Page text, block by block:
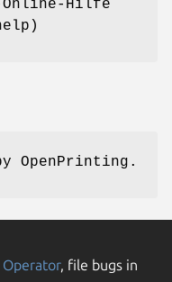
Online-Hilfe
OpenPrinting.
, file bugs in